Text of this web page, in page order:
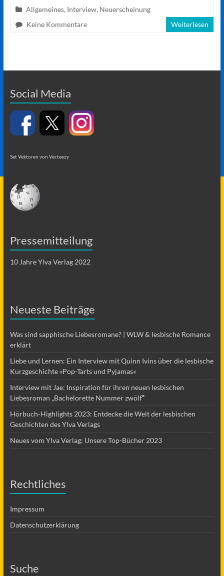
Allgemeines, Interview, Neuerscheinung
Keine Kommentare
Weiterlesen
Social Media
Set Vektoren von Vecteezy
Pressemitteilung
10 Jahre Ylva Verlag 2022
Neueste Beiträge
Was sind sapphische Liebesromane? | WLW & lesbische Romance
erklärt
Liebe und Lernen: Ein Interview mit Quinn Ivins über die lesbische
Kurzgeschichte »Pop-Tarts und Pyjamas«
Interview mit Jae: Inspiration für ihren neuen lesbischen
Liebesroman „Bachelorette Nummer zwölf“
Hörbuch-Highlights 2023: Entdecke die Welt der lesbischen
Geschichten des Ylva Verlags
Neues vom Ylva Verlag: Unsere Top-Bücher 2023
Rechtliches
Impressum
Datenschutzerklärung
Suche